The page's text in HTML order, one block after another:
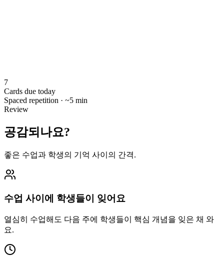
7
Cards due today
Spaced repetition · ~5 min
Review
공감되나요?
좋은 수업과 학생의 기억 사이의 간격.
수업 사이에 학생들이 잊어요
열심히 수업해도 다음 주에 학생들이 핵심 개념을 잊은 채 와
요.